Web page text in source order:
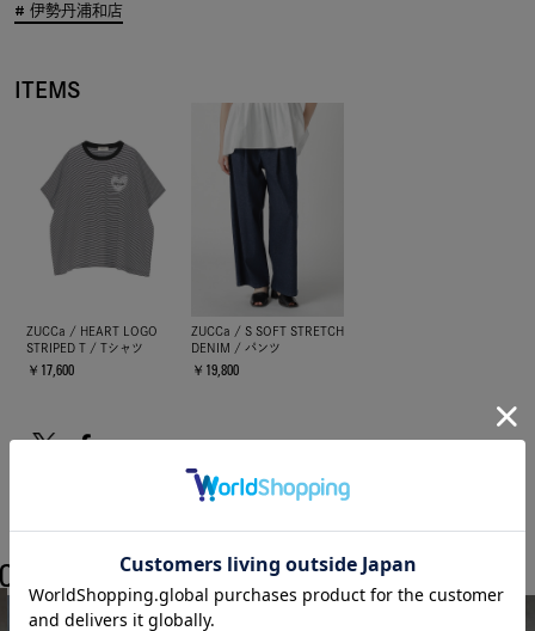
伊勢丹浦和店
ITEMS
ZUCCa / HEART LOGO
STRIPED T / Tシャツ
￥17,600
ZUCCa / S SOFT STRETCH
DENIM / パンツ
￥19,800